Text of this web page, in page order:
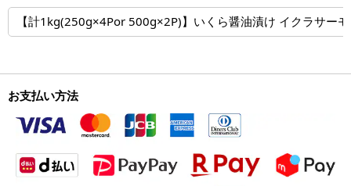
【計1kg(250g×4Por 500g×2P)】いくら醤油漬け イクラサー
お支払い方法